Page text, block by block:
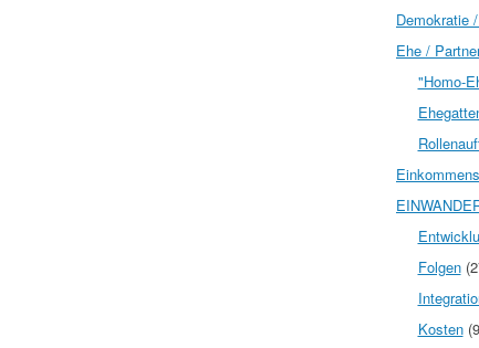
Demokratie
Ehe /
"Homo-
Folgen
Kosten